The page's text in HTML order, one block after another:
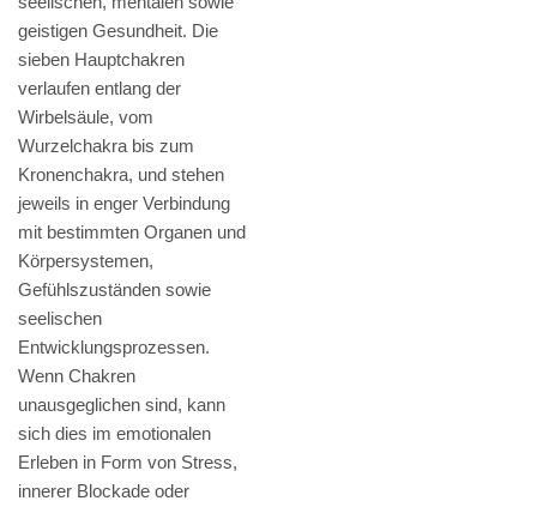
geistigen Gesundheit. Die
sieben Hauptchakren
verlaufen entlang der
Wirbelsäule, vom
Wurzelchakra bis zum
Kronenchakra, und stehen
jeweils in enger Verbindung
mit bestimmten Organen und
Körpersystemen,
Gefühlszuständen sowie
seelischen
Entwicklungsprozessen.
Wenn Chakren
unausgeglichen sind, kann
sich dies im emotionalen
Erleben in Form von Stress,
innerer Blockade oder